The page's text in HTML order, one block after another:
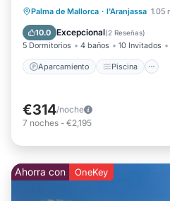
Palma de Mallorca · l'Aranjassa 1.05
10.0 Excepcional(2 Reseñas)
5 Dormitorios 4 baños 10 Invitados
Aparcamiento Piscina
Aparcamiento
Balcón/Terraza
€314/noche
7 noches - €2,195
Ahorra con OneKey